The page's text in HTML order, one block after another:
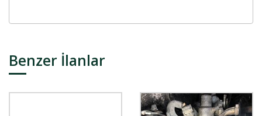
Benzer İlanlar